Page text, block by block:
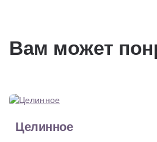
Вам может
Целинное